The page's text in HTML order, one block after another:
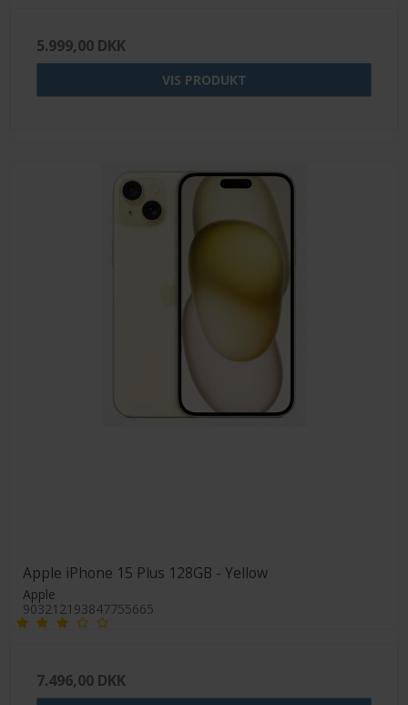
5.999,00 DKK
VIS PRODUKT
Apple iPhone 15 Plus 128GB - Yellow
Apple
903212193847755665
7.496,00 DKK